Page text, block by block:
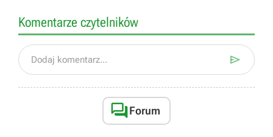
Komentarze czytelników
Dodaj komentarz... 
Forum